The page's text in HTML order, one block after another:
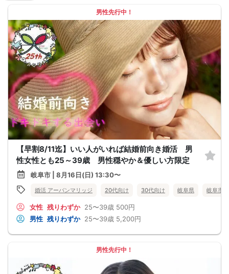
男性先行中！
【早割8/11迄】いい人がいれば結婚前向き婚活 男
性女性とも25～39歳 男性穏やか＆優しい方限定
岐阜市 | 8月16日(日) 13:30〜
婚活 アーバンマリッジ 20代向け 30代向け 岐阜県 岐阜市
女性 残りわずか 25〜39歳 500円
男性 残りわずか 25〜39歳 5,200円
男性先行中！